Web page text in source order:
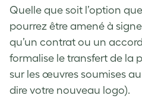
Quelle que soit l’option
pourrez être amené à
qu’un contrat ou un
formalise le transfert de la
sur les œuvres soumises au
dire votre nouveau logo).